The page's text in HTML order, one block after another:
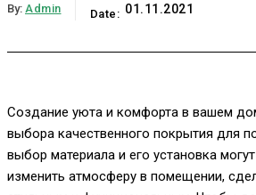
By: Admin Date: 01.11.2021
Создание уюта и комфорта в вашем
выбора качественного покрытия для
выбор материала и его установка
изменить атмосферу в помещении,